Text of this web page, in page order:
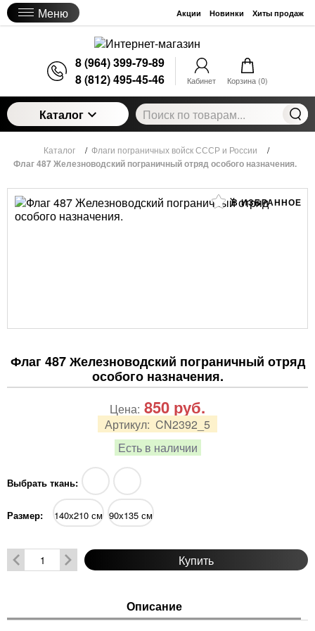
Меню Акции Новинки Хиты продаж
8 (964) 399-79-89
8 (812) 495-45-46
Кабинет Корзина (0)
Каталог
Каталог / Флаги пограничных войск СССР и России /
Флаг 487 Железноводский пограничный отряд особого назначения.
В ИЗБРАННОЕ
Флаг 487 Железноводский пограничный отряд
особого назначения.
Артикул: CN2392_5
Есть в наличии
Цена: 850 руб.
Выбрать ткань:
Размер: 140х210 см 90х135 см
Купить
Описание